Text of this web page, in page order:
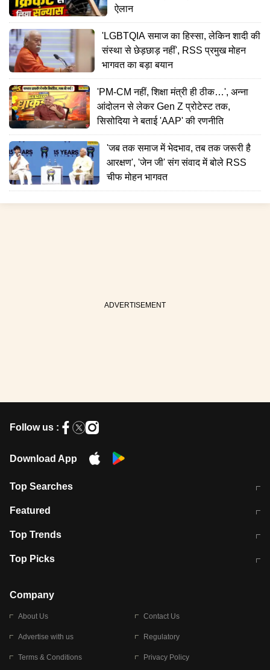
ऐलान
'LGBTQIA समाज का हिस्सा, लेकिन शादी की
संस्था से छेड़छाड़ नहीं', RSS प्रमुख मोहन
भागवत का बड़ा बयान
'PM-CM नहीं, शिक्षा मंत्री ही ठीक…', अन्ना
आंदोलन से लेकर Gen Z प्रोटेस्ट तक,
सिसोदिया ने बताई 'AAP' की रणनीति
'जब तक समाज में भेदभाव, तब तक जरूरी है
आरक्षण', 'जेन जी' संग संवाद में बोले RSS
चीफ मोहन भागवत
Follow us :
Download App
Top Searches
मुंबई में लगे 'जेन जी' के पोस्टर, लिखा- 'मैं
Featured
10 अगस्त को विधानसभा का घेराव करेंगे
Top Trends
RBI का नया नियम: अब बैंकों को अपनी सभी
Top Picks
बारिश की चेतावनी
Company
About Us Contact Us
Advertise with us Regulatory
Terms & Conditions Privacy Policy